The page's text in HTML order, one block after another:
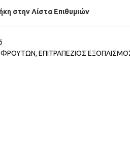
στην Λίστα Επιθυμιών
ΦΡΟΥΤΩΝ, ΕΠΙΤΡΑΠΕΖΙΟΣ